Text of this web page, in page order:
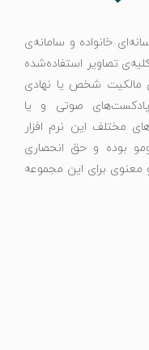
خانواده و سامانه‌ی
تصاویر استفاده‌شده
مالکیت شخص یا نهادی
صوتی و یا
مختلف این نرم افزار
بوده و حق انحصاری
و معنوی برای این مجموعه